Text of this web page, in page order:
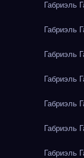
Габриэль
Габриэль
Габриэль
Габриэль
Габриэль
Габриэль
Габриэль